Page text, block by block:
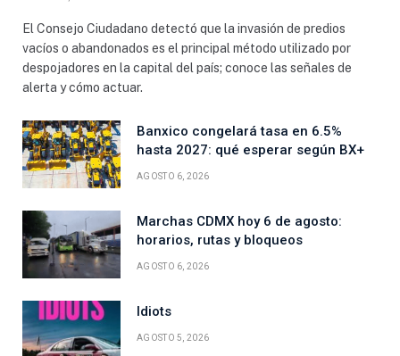
El Consejo Ciudadano detectó que la invasión de predios
vacíos o abandonados es el principal método utilizado por
despojadores en la capital del país; conoce las señales de
alerta y cómo actuar.
Banxico congelará tasa en 6.5%
hasta 2027: qué esperar según BX+
AGOSTO 6, 2026
Marchas CDMX hoy 6 de agosto:
horarios, rutas y bloqueos
AGOSTO 6, 2026
Idiots
AGOSTO 5, 2026